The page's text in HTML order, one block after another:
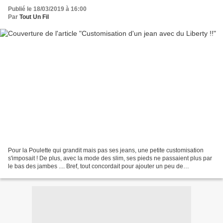
Publié le 18/03/2019 à 16:00
Par Tout Un Fil
Pour la Poulette qui grandit mais pas ses jeans, une petite customisation
s'imposait ! De plus, avec la mode des slim, ses pieds ne passaient plus par
le bas des jambes .... Bref, tout concordait pour ajouter un peu de